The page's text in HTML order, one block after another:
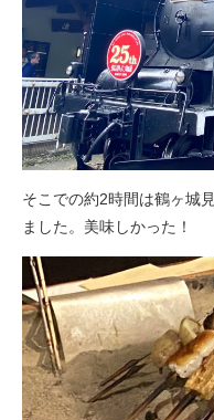
そこでの約2時間は鶴ヶ城
ました。美味しかった！